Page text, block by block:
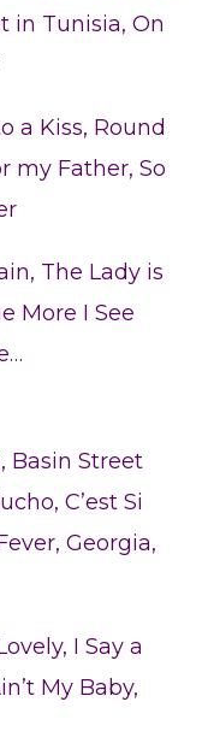
in Tunisia, On
a Kiss, Round
my Father, So
The Lady is
More I See
Basin Street
C’est Si
Georgia,
I Say a
My Baby,